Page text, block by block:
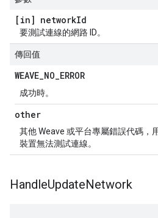
[in] networkId
要測試連線的網路 ID。
傳回值
WEAVE_NO_ERROR
成功時。
other
其他 Weave 或平台專屬錯誤代碼，
裝置無法測試連線。
HandleUpdateNetwork